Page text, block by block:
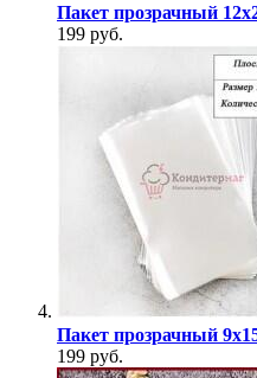
Пакет прозрачный
199 руб.
Пакет прозрачный
199 руб.